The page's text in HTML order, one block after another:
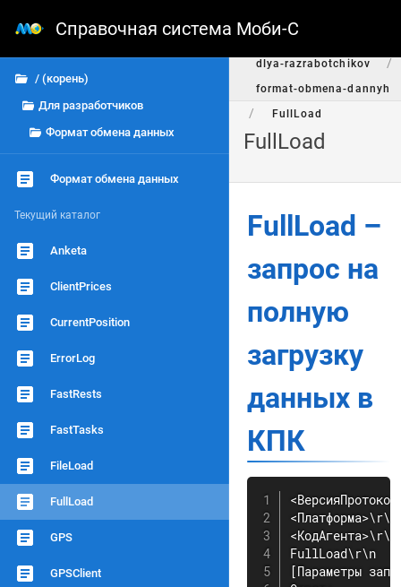
Справочная система Моби-С
/ (корень)
Для разработчиков
Формат обмена данных
Формат обмена данных
Текущий каталог
Anketa
ClientPrices
CurrentPosition
ErrorLog
FastRests
FastTasks
FileLoad
FullLoad
GPS
GPSClient
dlya-razrabotchikov /
format-obmena-dannyh
/ FullLoad
FullLoad
FullLoad –
запрос на
полную
загрузку
данных в
КПК
<Платформа>\r\n
<КодАгента>\r\n
FullLoad\r\n
[Параметры